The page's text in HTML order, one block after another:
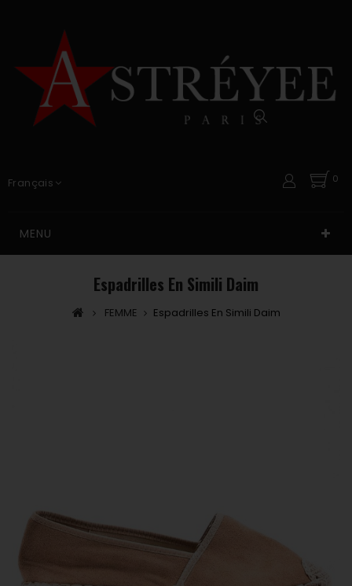
Français 0
MENU
Espadrilles En Simili Daim
FEMME Espadrilles En Simili Daim